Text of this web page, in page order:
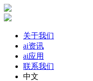
关于我们
ai资讯
ai应用
联系我们
中文